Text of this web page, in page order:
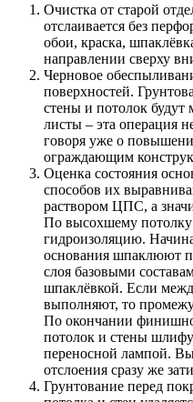
Очистка от старой
отслаивается без
обои, краска,
направлении сверху
Черновое
поверхностей.
стены и потолок будут
листы – эта операция
говоря уже о
ограждающим
Оценка состояния
способов их
раствором ЦПС, а
По высохшему
гидроизоляцию.
основания шпаклюют
слоя базовыми
шпаклёвкой. Если
выполняют, то
По окончании
потолок и стены
переносной лампой.
отслоения сразу же
Грунтование перед